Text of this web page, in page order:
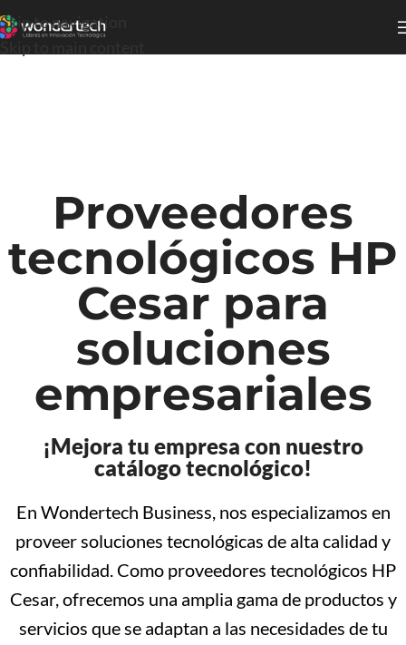
Skip to navigation
Proveedores
tecnológicos HP
Cesar para
soluciones
empresariales
¡Mejora tu empresa con nuestro
catálogo tecnológico!
En Wondertech Business, nos especializamos en
proveer soluciones tecnológicas de alta calidad y
confiabilidad. Como proveedores tecnológicos HP
Cesar, ofrecemos una amplia gama de productos y
servicios que se adaptan a las necesidades de tu